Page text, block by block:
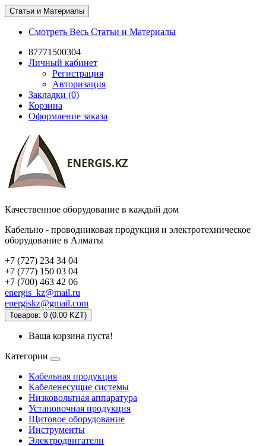
Статьи и Материалы
Смотреть Весь Статьи и Материалы
87771500304
Личный кабинет
Регистрация
Авторизация
Закладки (0)
Корзина
Оформление заказа
Качественное оборудование в каждый дом
Кабельно - проводниковая продукция и электротехническое
оборудование в Алматы
+7 (727) 234 34 04
+7 (777) 150 03 04
+7 (700) 463 42 06
energis_kz@mail.ru
energiskz@gmail.com
Товаров: 0 (0.00 KZT)
Ваша корзина пуста!
Категории
Кабельная продукция
Кабеленесущие системы
Низковольтная аппаратура
Установочная продукция
Щитовое оборудование
Инструменты
Электродвигатели